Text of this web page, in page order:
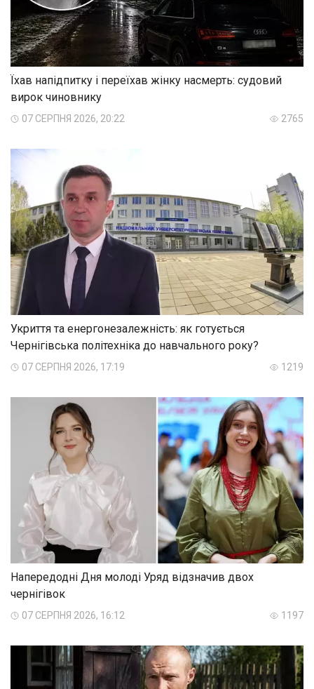
Їхав напідпитку і переїхав жінку насмерть: судовий
вирок чиновнику
07 СЕРПНЯ 2026, 20:22 2765
Укриття та енергонезалежність: як готується
Чернігівська політехніка до навчального року?
07 СЕРПНЯ 2026, 17:19 1219
Напередодні Дня молоді Уряд відзначив двох
чернігівок
07 СЕРПНЯ 2026, 16:12 1197